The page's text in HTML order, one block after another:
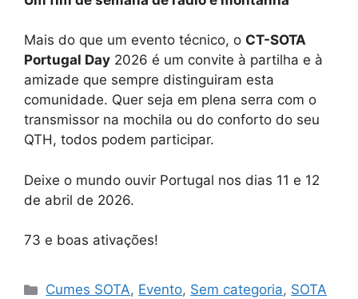
Mais do que um evento técnico, o CT-SOTA
Portugal Day 2026 é um convite à partilha e à
amizade que sempre distinguiram esta
comunidade. Quer seja em plena serra com o
transmissor na mochila ou do conforto do seu
QTH, todos podem participar.
Deixe o mundo ouvir Portugal nos dias 11 e 12
de abril de 2026.
73 e boas ativações!
Categorias
Cumes SOTA, Evento, Sem categoria, SOTA